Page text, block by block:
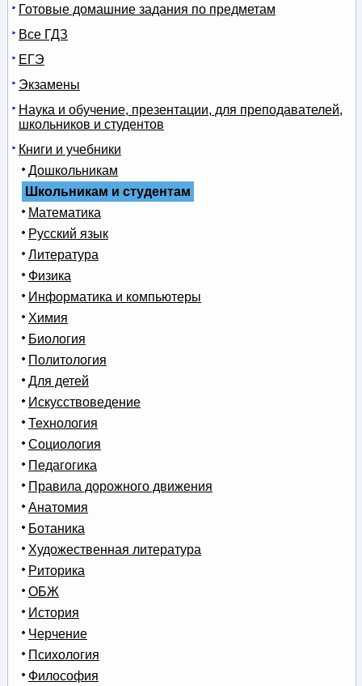
Готовые домашние задания по предметам
Все ГДЗ
ЕГЭ
Экзамены
Наука и обучение, презентации, для преподавателей,
школьников и студентов
Книги и учебники
Дошкольникам
Школьникам и студентам
Математика
Русский язык
Литература
Физика
Информатика и компьютеры
Химия
Биология
Политология
Для детей
Искусствоведение
Технология
Социология
Педагогика
Правила дорожного движения
Анатомия
Ботаника
Художественная литература
Риторика
ОБЖ
История
Черчение
Психология
Философия